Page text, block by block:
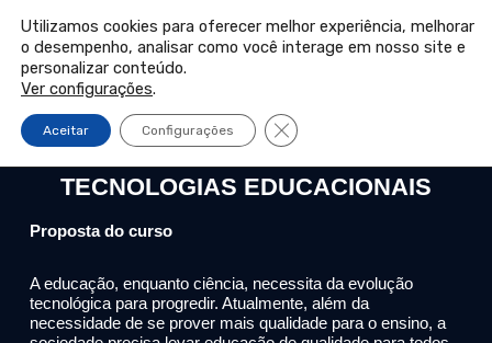
Pular
para
conteúdo
PORTAL DO PROFESSOR PORTAL DO ALUNO
CURSO DE PÓS-GRADUAÇÃO ONLINE
TECNOLOGIAS EDUCACIONAIS
Proposta do curso
A educação, enquanto ciência, necessita da evolução
tecnológica para progredir. Atualmente, além da
necessidade de se prover mais qualidade para o ensino, a
Utilizamos cookies para oferecer melhor experiência, melhorar
o desempenho, analisar como você interage em nosso site e
personalizar conteúdo.
Ver configurações.
Aceitar Configurações Close GDPR Cookie Banner